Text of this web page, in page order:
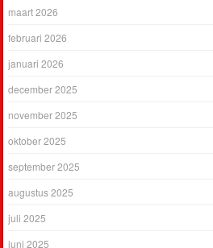
maart 2026
februari 2026
januari 2026
december 2025
november 2025
oktober 2025
september 2025
augustus 2025
juli 2025
juni 2025